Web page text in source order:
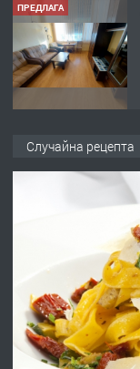
ПРЕДЛАГА
Случайна рецепта